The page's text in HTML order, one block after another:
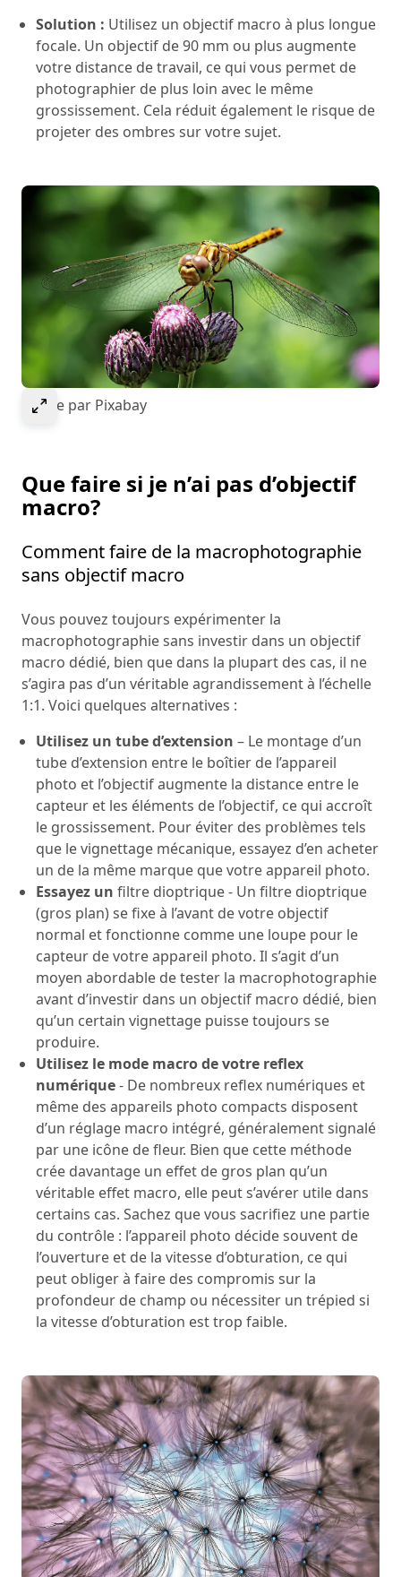
Solution : Utilisez un objectif macro à plus longue
focale. Un objectif de 90 mm ou plus augmente
votre distance de travail, ce qui vous permet de
photographier de plus loin avec le même
grossissement. Cela réduit également le risque de
projeter des ombres sur votre sujet.
Select to expand image
Image par Pixabay
Que faire si je n’ai pas d’objectif
macro?
Comment faire de la macrophotographie
sans objectif macro
Vous pouvez toujours expérimenter la
macrophotographie sans investir dans un objectif
macro dédié, bien que dans la plupart des cas, il ne
s’agira pas d’un véritable agrandissement à l’échelle
1:1. Voici quelques alternatives :
Utilisez un tube d’extension – Le montage d’un
tube d’extension entre le boîtier de l’appareil
photo et l’objectif augmente la distance entre le
capteur et les éléments de l’objectif, ce qui accroît
le grossissement. Pour éviter des problèmes tels
que le vignettage mécanique, essayez d’en acheter
un de la même marque que votre appareil photo.
Essayez un filtre dioptrique - Un filtre dioptrique
(gros plan) se fixe à l’avant de votre objectif
normal et fonctionne comme une loupe pour le
capteur de votre appareil photo. Il s’agit d’un
moyen abordable de tester la macrophotographie
avant d’investir dans un objectif macro dédié, bien
qu’un certain vignettage puisse toujours se
produire.
Utilisez le mode macro de votre reflex
numérique- De nombreux reflex numériques et
même des appareils photo compacts disposent
d’un réglage macro intégré, généralement signalé
par une icône de fleur. Bien que cette méthode
crée davantage un effet de gros plan qu’un
véritable effet macro, elle peut s’avérer utile dans
certains cas. Sachez que vous sacrifiez une partie
du contrôle : l’appareil photo décide souvent de
l’ouverture et de la vitesse d’obturation, ce qui
peut obliger à faire des compromis sur la
profondeur de champ ou nécessiter un trépied si
la vitesse d’obturation est trop faible.